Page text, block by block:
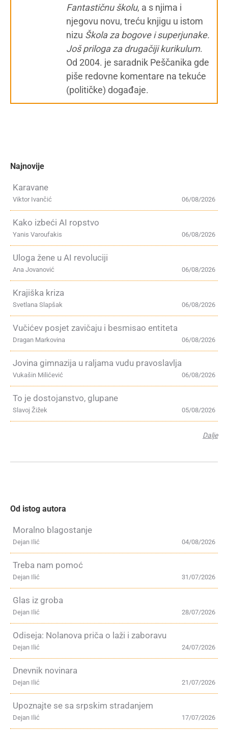
Fantastičnu školu, a s njima i
njegovu novu, treću knjigu u istom
nizu Škola za bogove i superjunake.
Još priloga za drugačiji kurikulum.
Od 2004. je saradnik Peščanika gde
piše redovne komentare na tekuće
(političke) događaje.
Najnovije
Karavane
06/08/2026
Viktor Ivančić
Kako izbeći AI ropstvo
06/08/2026
Yanis Varoufakis
Uloga žene u AI revoluciji
06/08/2026
Ana Jovanović
Krajiška kriza
06/08/2026
Svetlana Slapšak
Vučićev posjet zavičaju i besmisao entiteta
06/08/2026
Dragan Markovina
Jovina gimnazija u raljama vudu pravoslavlja
06/08/2026
Vukašin Milićević
To je dostojanstvo, glupane
05/08/2026
Slavoj Žižek
Dalje
Od istog autora
Moralno blagostanje
04/08/2026
Dejan Ilić
Treba nam pomoć
31/07/2026
Dejan Ilić
Glas iz groba
28/07/2026
Dejan Ilić
Odiseja: Nolanova priča o laži i zaboravu
24/07/2026
Dejan Ilić
Dnevnik novinara
21/07/2026
Dejan Ilić
Upoznajte se sa srpskim stradanjem
17/07/2026
Dejan Ilić